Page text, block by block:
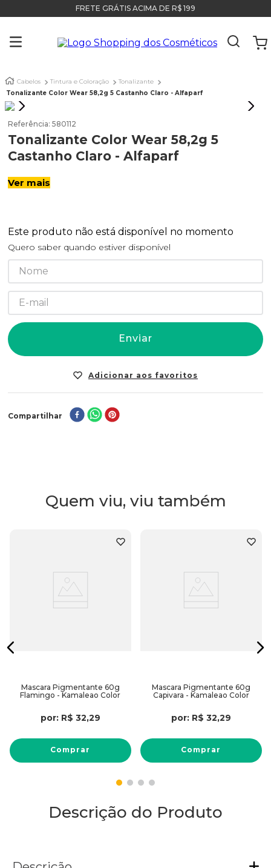
FRETE GRÁTIS ACIMA DE R$ 199
Cabelos Tintura e Coloração
Tonalizante
Tonalizante Color Wear 58,2g 5 Castanho Claro - Alfaparf
Referência: 580112
Tonalizante Color Wear 58,2g 5
Castanho Claro - Alfaparf
Ver mais
Este produto não está disponível no momento
Quero saber quando estiver disponível
Enviar
Compartilhar
Quem viu, viu também
Mascara Pigmentante 60g
Flamingo - Kamaleao Color
por: R$ 32,29
Comprar
Mascara Pigmentante 60g
Capivara - Kamaleao Color
por: R$ 32,29
Comprar
Descrição do Produto